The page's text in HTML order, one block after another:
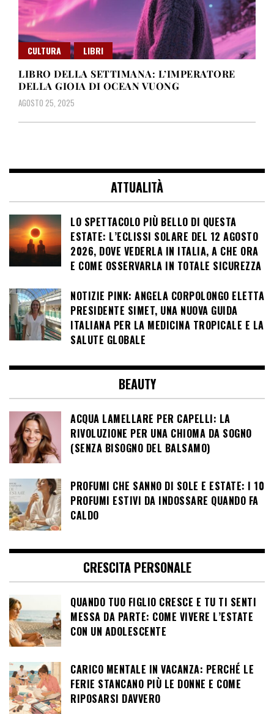
CULTURA
LIBRI
LIBRO DELLA SETTIMANA: L’IMPERATORE
DELLA GIOIA DI OCEAN VUONG
AGOSTO 25, 2025
ATTUALITÀ
LO SPETTACOLO PIÙ BELLO DI QUESTA
ESTATE: L’ECLISSI SOLARE DEL 12 AGOSTO
2026, DOVE VEDERLA IN ITALIA, A CHE ORA
E COME OSSERVARLA IN TOTALE SICUREZZA
NOTIZIE PINK: ANGELA CORPOLONGO ELETTA
PRESIDENTE SIMET, UNA NUOVA GUIDA
ITALIANA PER LA MEDICINA TROPICALE E LA
SALUTE GLOBALE
BEAUTY
ACQUA LAMELLARE PER CAPELLI: LA
RIVOLUZIONE PER UNA CHIOMA DA SOGNO
(SENZA BISOGNO DEL BALSAMO)
PROFUMI CHE SANNO DI SOLE E ESTATE: I 10
PROFUMI ESTIVI DA INDOSSARE QUANDO FA
CALDO
CRESCITA PERSONALE
QUANDO TUO FIGLIO CRESCE E TU TI SENTI
MESSA DA PARTE: COME VIVERE L’ESTATE
CON UN ADOLESCENTE
CARICO MENTALE IN VACANZA: PERCHÉ LE
FERIE STANCANO PIÙ LE DONNE E COME
RIPOSARSI DAVVERO